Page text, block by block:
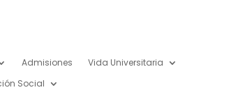
Admisiones
Vida Universitaria
Social